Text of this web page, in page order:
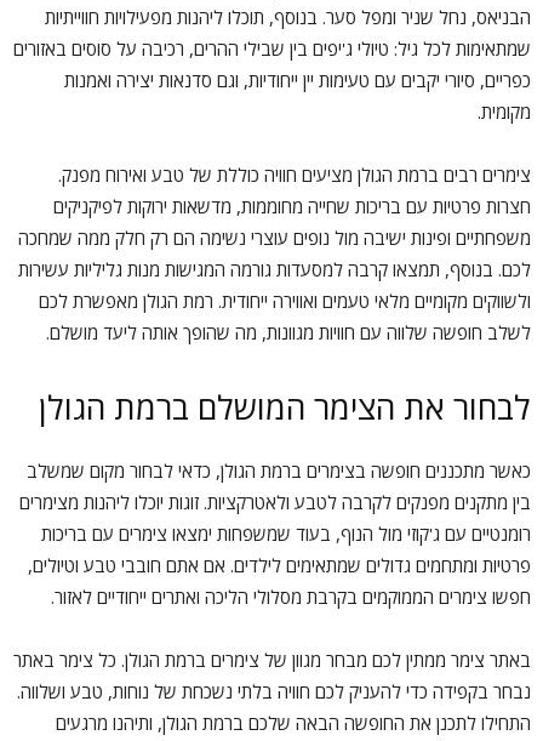
הבניאס, נחל שניר ומפל סער. בנוסף, תוכלו ליהנות מפעילויות חווייתיות
שמתאימות לכל גיל: טיולי ג'יפים בין שבילי ההרים, רכיבה על סוסים באזורים
כפריים, סיורי יקבים עם טעימות יין ייחודיות, וגם סדנאות יצירה ואמנות
מקומית.
צימרים רבים ברמת הגולן מציעים חוויה כוללת של טבע ואירוח מפנק.
חצרות פרטיות עם בריכות שחייה מחוממות, מדשאות ירוקות לפיקניקים
משפחתיים ופינות ישיבה מול נופים עוצרי נשימה הם רק חלק ממה שמחכה
לכם. בנוסף, תמצאו קרבה למסעדות גורמה המגישות מנות גליליות עשירות
ולשווקים מקומיים מלאי טעמים ואווירה ייחודית. רמת הגולן מאפשרת לכם
לשלב חופשה שלווה עם חוויות מגוונות, מה שהופך אותה ליעד מושלם.
לבחור את הצימר המושלם ברמת הגולן
כאשר מתכננים חופשה בצימרים ברמת הגולן, כדאי לבחור מקום שמשלב
בין מתקנים מפנקים לקרבה לטבע ולאטרקציות. זוגות יוכלו ליהנות מצימרים
רומנטיים עם ג'קוזי מול הנוף, בעוד שמשפחות ימצאו צימרים עם בריכות
פרטיות ומתחמים גדולים שמתאימים לילדים. אם אתם חובבי טבע וטיולים,
חפשו צימרים הממוקמים בקרבת מסלולי הליכה ואתרים ייחודיים לאזור.
באתר צימר ממתין לכם מבחר מגוון של צימרים ברמת הגולן. כל צימר באתר
נבחר בקפידה כדי להעניק לכם חוויה בלתי נשכחת של נוחות, טבע ושלווה.
התחילו לתכנן את החופשה הבאה שלכם ברמת הגולן, ותיהנו מרגעים